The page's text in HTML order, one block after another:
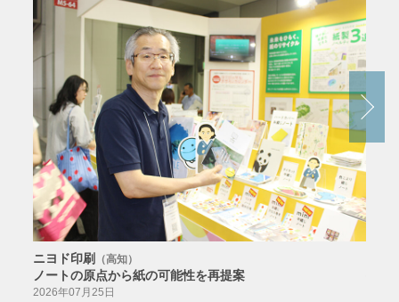
ニヨド印刷 （高知）
ノートの原点から紙の可能性を再提案
2026年07月25日